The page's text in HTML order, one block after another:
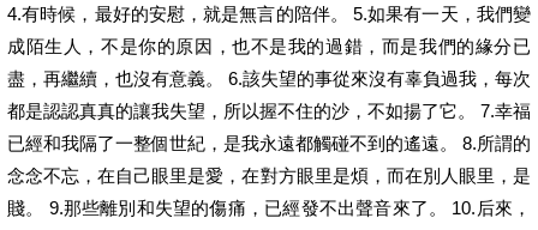
4.有時候，最好的安慰，就是無言的陪伴。 5.如果有一天，我們變
成陌生人，不是你的原因，也不是我的過錯，而是我們的緣分已
盡，再繼續，也沒有意義。 6.該失望的事從來沒有辜負過我，每次
都是認認真真的讓我失望，所以握不住的沙，不如揚了它。 7.幸福
已經和我隔了一整個世紀，是我永遠都觸碰不到的遙遠。 8.所謂的
念念不忘，在自己眼里是愛，在對方眼里是煩，而在別人眼里，是
賤。 9.那些離別和失望的傷痛，已經發不出聲音來了。 10.后來，